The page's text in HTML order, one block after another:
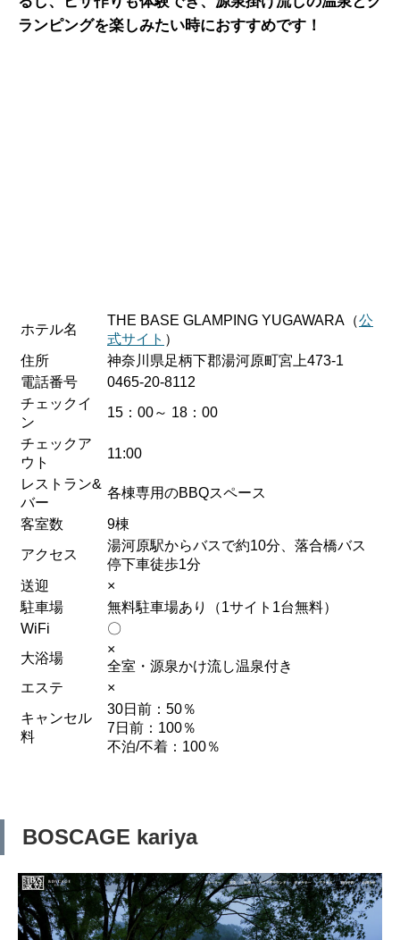
ランピングを楽しみたい時におすすめです！
ホテル名
THE BASE GLAMPING YUGAWARA（公
式サイト ）
住所
神奈川県足柄下郡湯河原町宮上473-1
電話番号
0465-20-8112
チェックイ
ン
15：00～ 18：00
チェックア
ウト
11:00
レストラン&
バー
各棟専用のBBQスペース
客室数
9棟
アクセス
湯河原駅からバスで約10分、落合橋バス
停下車徒歩1分
送迎
×
駐車場
無料駐車場あり（1サイト1台無料）
WiFi
〇
大浴場
×
全室・源泉かけ流し温泉付き
エステ
×
キャンセル
料
30日前：50％
7日前：100％
不泊/不着：100％
BOSCAGE kariya